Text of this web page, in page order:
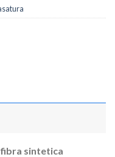
fibra sintetica